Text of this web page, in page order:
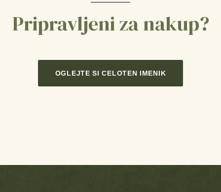
Pripravljeni za nakup?
OGLEJTE SI CELOTEN IMENIK